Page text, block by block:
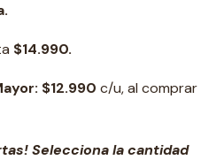
$14.990.
$12.990 c/u, al comprar
Selecciona la cantidad